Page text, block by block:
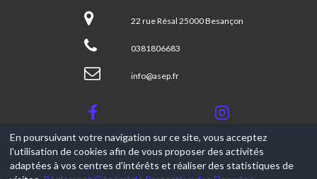
Sportive
d'Education
Populaire
22 rue Résal 25000 Besançon
0381806683
info@asep.fr
© 2017-2026, Ce site est propulsé par Aniapps.fr
En poursuivant votre navigation sur ce site, vous acceptez
l'utilisation de cookies afin de vous proposer des activités
adaptées à vos centres d'intérêts et réaliser des statistiques de